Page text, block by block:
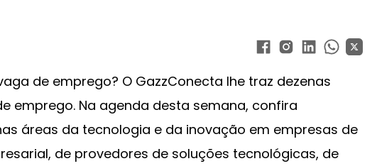
de emprego? O GazzConecta lhe traz dezenas
emprego. Na agenda desta semana, confira
áreas da tecnologia e da inovação em empresas de
de provedores de soluções tecnológicas, de